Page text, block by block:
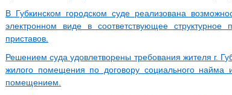
В Губкинском городском суде реализована
электронном виде в соответствующее
приставов.
Решением суда удовлетворены требования жителя г.
жилого помещения по договору социального
помещением.